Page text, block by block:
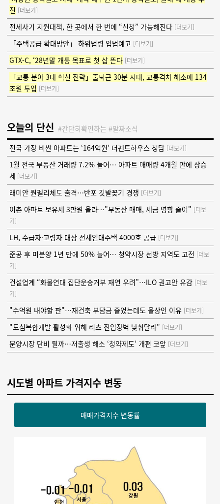
진 [더보기]
전세사기 지원대책, 한 곳에서 한 번에 “신청” 가능해진다 [더보기]
「주택공급 확대방안」 하위법령 입법예고 [더보기]
GTX-C, ‘28년말 개통 목표로 첫 삽 뜬다 [더보기]
「교통 분야 3대 혁신 전략」출퇴근 30분 시대, 교통격차 해소에 134
조원 투입 [더보기]
오늘의 단신 #간단히확인하는 #알짜소식
전국 가장 비싼 아파트는 ‘164억원’ 더펜트하우스 청담 [더보기]
1월 전국 부동산 거래량 7.2% 늘어… 아파트 매매량 4개월 만에 상승
세 [더보기]
래미안 원펠리체도 출격…반포 깃발꽂기 경쟁 [더보기]
이촌 아파트 보유세 3만원 올라…"부동산 매매, 세금 영향 줄어" [더보
기]
LH, 수급자·고령자 대상 전세임대주택 4000호 공급 [더보기]
준공 후 미분양 1년 만에 50% 늘어… 청약시장 선방 지역도 고전 [더보
기]
건설업계 “화물연대 집단운송거부 재연 우려”…ILO 권고안 유감 [더보
기]
"수억원 내야할 판"…재건축 부담금 줄었는데도 울상인 이유 [더보기]
"도심복합개발 활성화 위해 리츠 진입장벽 낮춰달라" [더보기]
분양시장 단비 될까…저출생 해소 ‘청약제도’ 개편 코앞 [더보기]
시도별 아파트 가격지수 변동
매매가격지수 변동률